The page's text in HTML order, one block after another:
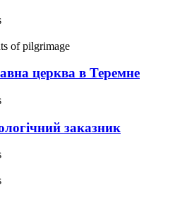
of pilgrimage
церква в Теремне
заказник